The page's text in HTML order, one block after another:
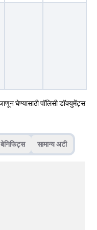
घेण्यासाठी पॉलिसी डॉक्युमेंट्स
सामान्य अटी